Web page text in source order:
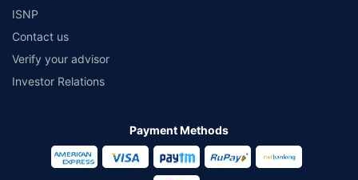
ISNP
Contact us
Verify your advisor
Investor Relations
Payment Methods